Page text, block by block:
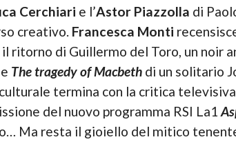
Cerchiari e l’Astor Piazzolla di
creativo. Francesca Monti
il ritorno di Guillermo del Toro, un noir
The tragedy of Macbethdi un solitario
termina con la critica
del nuovo programma RSI La1
Ma resta il gioiello del mitico